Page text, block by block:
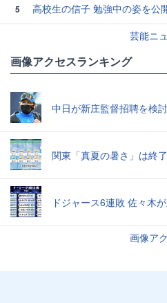
5
高校生の信子 勉強中の姿を公
芸能ニ
画像アクセスランキング
中日が新庄監督招聘を検
関東「真夏の暑さ」は終
ドジャース6連敗 佐々木
画像ア